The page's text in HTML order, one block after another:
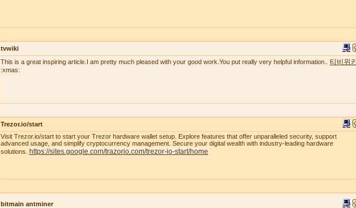
tvwiki
This is a great inspiring article.I am pretty much pleased with your good work.You put really very helpful information.. 티비위키
:xmas:
Trezor.io/start
Visit Trezor.io/start to start your Trezor hardware wallet setup. Explore features that offer unparalleled security, support
advanced usage, and simplify cryptocurrency management. Secure your digital wealth with industry-leading hardware
solutions.
https://sites.google.com/trazorio.com/trezor-io-start/home
bitmain antminer